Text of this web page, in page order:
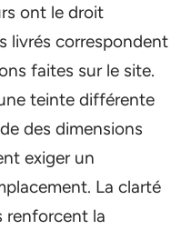
ont le droit
livrés correspondent
faites sur le site.
teinte différente
des dimensions
exiger un
La clarté
renforcent la